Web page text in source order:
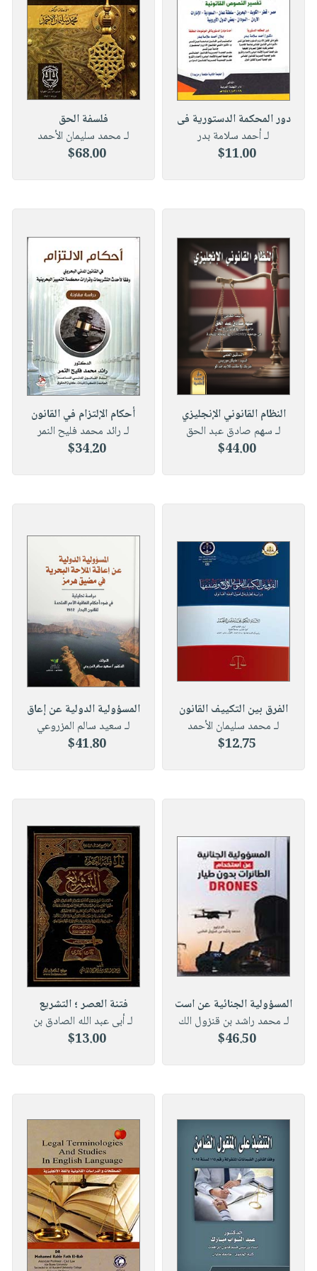
صابون
أطفال
مناسبات
فيديوهات
أسئلة
يتكرر
طرحها
خدمات
نيل
التسوق
نشرة
الإصدارات
دور المحكمة الدستورية فى
لـ أحمد سلامة بدر
$11.00
فلسفة الحق
لـ محمد سليمان الأحمد
$68.00
النظام القانوني الإنجليزي
لـ سهم صادق عبد الحق
$44.00
أحكام الإلتزام في القانون
لـ رائد محمد فليح النمر
$34.20
الفرق بين التكييف القانون
لـ محمد سليمان الأحمد
$12.75
المسؤولية الدولية عن إعاق
لـ سعيد سالم المزروعي
$41.80
المسؤولية الجنائية عن است
لـ محمد راشد بن قنزول الك
$46.50
فتنة العصر ؛ التشريع
لـ أبى عبد الله الصادق بن
$13.00